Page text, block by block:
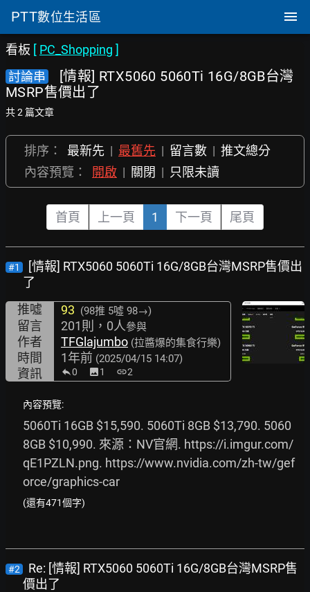
PTT數位生活區
看板 [ PC_Shopping ]
討論串
[情報] RTX5060 5060Ti 16G/8GB台灣
MSRP售價出了
共 2 篇文章
排序： 最新先 | 最舊先 | 留言數 | 推文總分
內容預覽：
開啟 | 關閉 | 只限未讀
首頁 上一頁 1 下一頁 尾頁
#1
[情報] RTX5060 5060Ti 16G/8GB台灣MSRP售價出
了
推噓
93 (98推 5噓 98→)
留言 201則，0人參與
作者 TFGlajumbo (拉醬爆的集食行樂)
時間 1年前 (2025/04/15 14:07)
資訊 0 image1 link2
內容預覽:
5060Ti 16GB $15,590. 5060Ti 8GB $13,790. 5060
8GB $10,990. 來源：NV官網. https://i.imgur.com/
qE1PZLN.png. https://www.nvidia.com/zh-tw/gef
orce/graphics-car
(還有471個字)
#2
Re: [情報] RTX5060 5060Ti 16G/8GB台灣MSRP售
價出了